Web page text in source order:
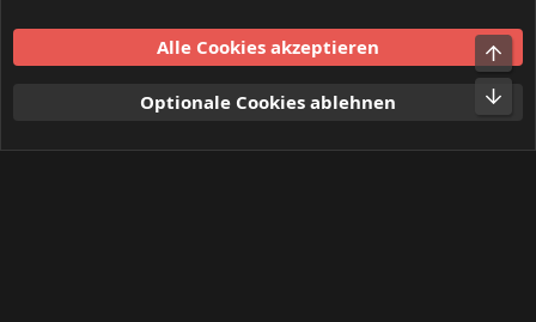
Nutzungsbedingungen
Datenschutz
S
Alle Cookies akzeptieren
Optionale Cookies ablehnen